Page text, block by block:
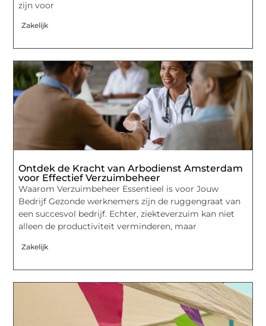
zijn voor
Zakelijk
Ontdek de Kracht van Arbodienst Amsterdam
voor Effectief Verzuimbeheer
Waarom Verzuimbeheer Essentieel is voor Jouw
Bedrijf Gezonde werknemers zijn de ruggengraat van
een succesvol bedrijf. Echter, ziekteverzuim kan niet
alleen de productiviteit verminderen, maar
Zakelijk